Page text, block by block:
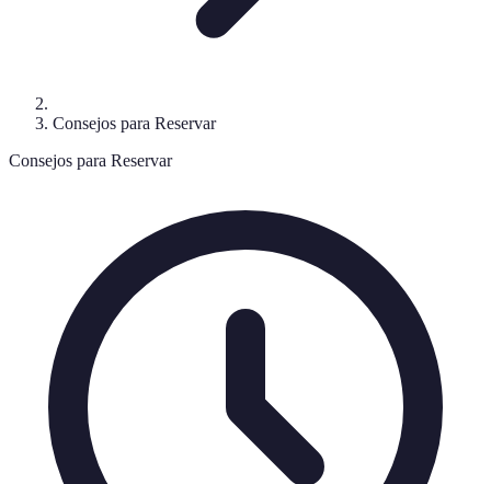
Consejos para Reservar
Consejos para Reservar